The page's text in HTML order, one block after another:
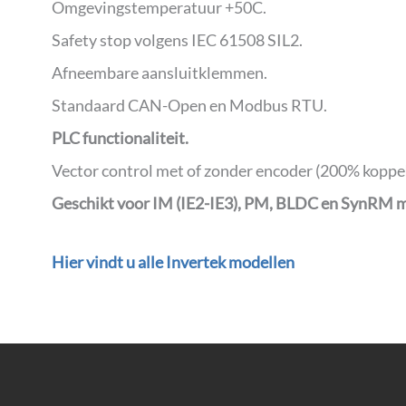
Omgevingstemperatuur +50C.
Safety stop volgens IEC 61508 SIL2.
Afneembare aansluitklemmen.
Standaard CAN-Open en Modbus RTU.
PLC functionaliteit.
Vector control met of zonder encoder (200%
Geschikt voor IM (IE2-IE3), PM, BLDC en SynRM
Hier vindt u alle Invertek modellen